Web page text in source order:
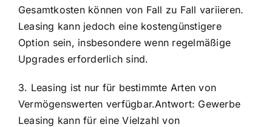
Gesamtkosten können von Fall zu Fall variieren.
Leasing kann jedoch eine kostengünstigere
Option sein, insbesondere wenn regelmäßige
Upgrades erforderlich sind.
3. Leasing ist nur für bestimmte Arten von
Vermögenswerten verfügbar.Antwort: Gewerbe
Leasing kann für eine Vielzahl von